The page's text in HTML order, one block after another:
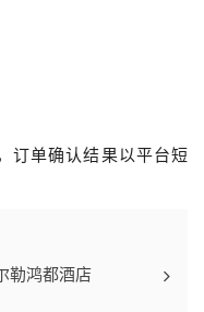
订单确认结果以平台短
勒鸿都酒店